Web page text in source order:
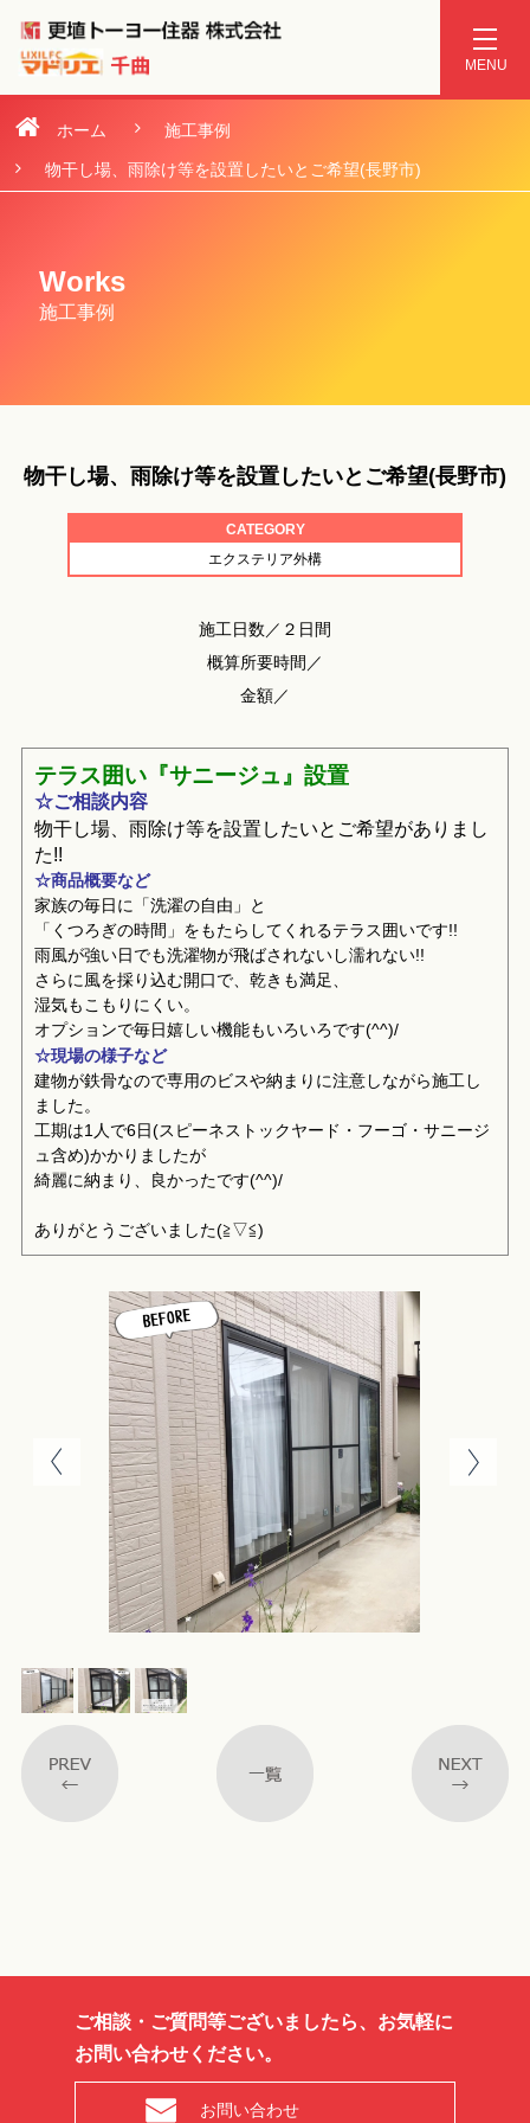
ホーム 施工事例
物干し場、雨除け等を設置したいとご希望(長野市)
Works
施工事例
物干し場、雨除け等を設置したいとご希望(長野市)
CATEGORY
エクステリア外構
施工日数／２日間
概算所要時間／
金額／
テラス囲い『サニージュ』設置
☆ご相談内容
物干し場、雨除け等を設置したいとご希望がありまし
た!!
☆商品概要など
家族の毎日に「洗濯の自由」と
「くつろぎの時間」をもたらしてくれるテラス囲いです!!
雨風が強い日でも洗濯物が飛ばされないし濡れない!!
さらに風を採り込む開口で、乾きも満足、
湿気もこもりにくい。
オプションで毎日嬉しい機能もいろいろです(^^)/
☆現場の様子など
建物が鉄骨なので専用のビスや納まりに注意しながら施工し
ました。
工期は1人で6日(スピーネストックヤード・フーゴ・サニージ
ュ含め)かかりましたが
綺麗に納まり、良かったです(^^)/
ありがとうございました(≧▽≦)
ご相談・ご質問等ございましたら、お気軽に
お問い合わせください。
お問い合わせ